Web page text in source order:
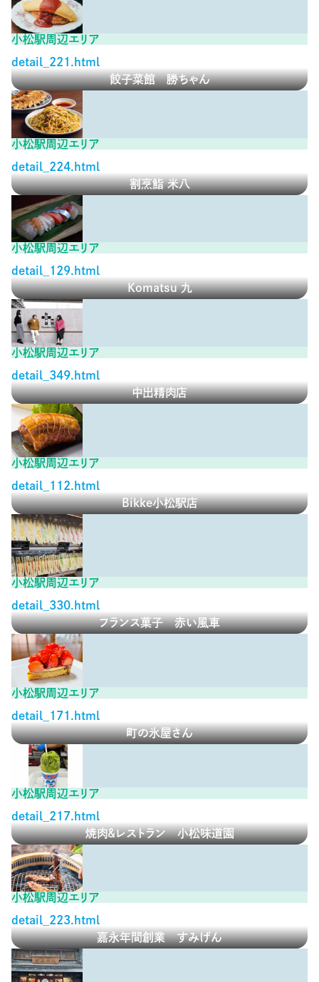
小松駅周辺エリア
detail_221.html
餃子菜館 勝ちゃん
小松駅周辺エリア
detail_224.html
割烹鮨 米八
小松駅周辺エリア
detail_129.html
Komatsu 九
小松駅周辺エリア
detail_349.html
中出精肉店
小松駅周辺エリア
detail_112.html
Bikke小松駅店
小松駅周辺エリア
detail_330.html
フランス菓子 赤い風車
小松駅周辺エリア
detail_171.html
町の氷屋さん
小松駅周辺エリア
detail_217.html
焼肉&レストラン 小松味道園
小松駅周辺エリア
detail_223.html
嘉永年間創業 すみげん